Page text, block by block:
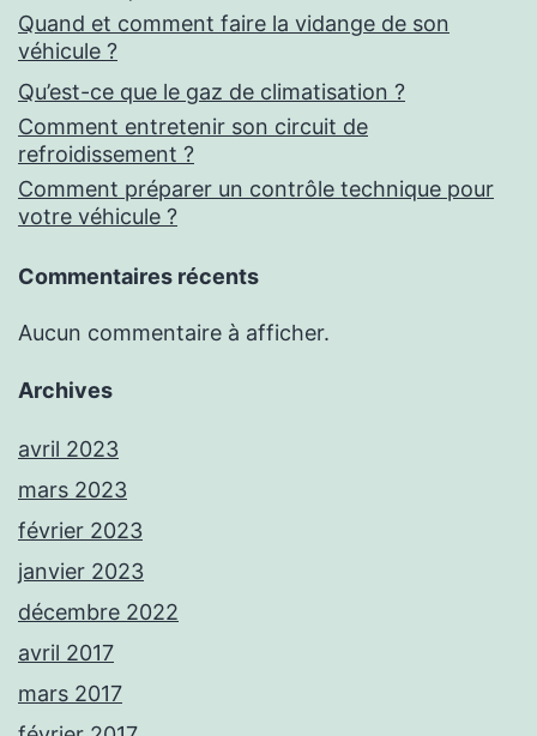
Quand et comment faire la vidange de son
véhicule ?
Qu’est-ce que le gaz de climatisation ?
Comment entretenir son circuit de
refroidissement ?
Comment préparer un contrôle technique pour
votre véhicule ?
Commentaires récents
Aucun commentaire à afficher.
Archives
avril 2023
mars 2023
février 2023
janvier 2023
décembre 2022
avril 2017
mars 2017